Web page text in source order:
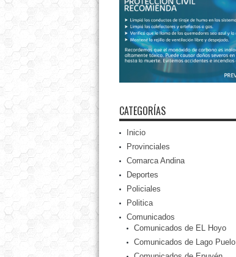
CATEGORÍAS
Inicio
Provinciales
Comarca Andina
Deportes
Policiales
Politica
Comunicados
Comunicados de EL Hoyo
Comunicados de Lago Puelo